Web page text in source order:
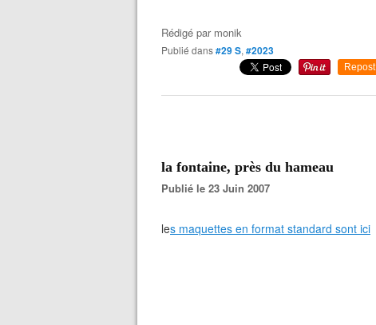
Rédigé par monik
Publié dans#29 S, #2023
Repost
la fontaine, près du hameau
Publié le 23 Juin 2007
les maquettes en format standard sont ici